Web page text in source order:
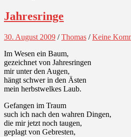
Jahresringe
30. August 2009 /Thomas /Keine
Im Wesen ein Baum,
gezeichnet von Jahresringen
mir unter den Augen,
hängt schwer in den Ästen
mein herbstwelkes Laub.
Gefangen im Traum
such ich nach den wahren Dingen,
die mir jetzt noch taugen,
geplagt von Gebresten,